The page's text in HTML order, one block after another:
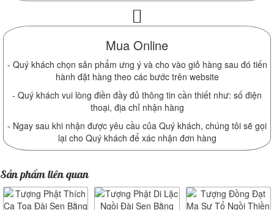
Mua Online
- Quý khách chọn sản phẩm ưng ý và cho vào giỏ hàng sau đó tiến
hành đặt hàng theo các bước trên website
- Quý khách vui lòng điền đầy đủ thông tin cần thiết như: số điện
thoại, địa chỉ nhận hàng
- Ngay sau khi nhận được yêu cầu của Quý khách, chúng tôi sẽ gọi
lại cho Quý khách để xác nhận đơn hàng
Sản phẩm liên quan